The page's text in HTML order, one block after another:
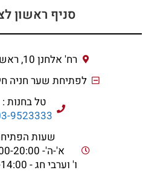
סניף ראשון
רח' אלחנן 10, ראשון לציון
לפתיחת שער חניה
טל בחנות :
9523333
שעות
א'-ה'- 10:00-20:00
ו' וערבי חג - 09:00-14:00